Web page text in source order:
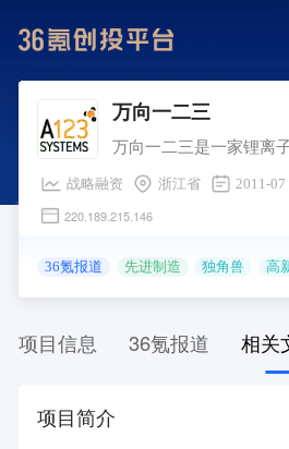
万向一二三
战略融资 浙江省 2011-07
220.189.215.146
36氪报道 先进制造 独角兽 高
项目信息 36氪报道 相关
项目简介